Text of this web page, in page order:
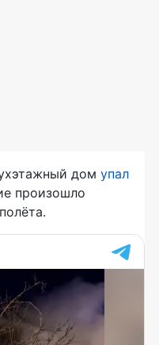
дом упал
произошло